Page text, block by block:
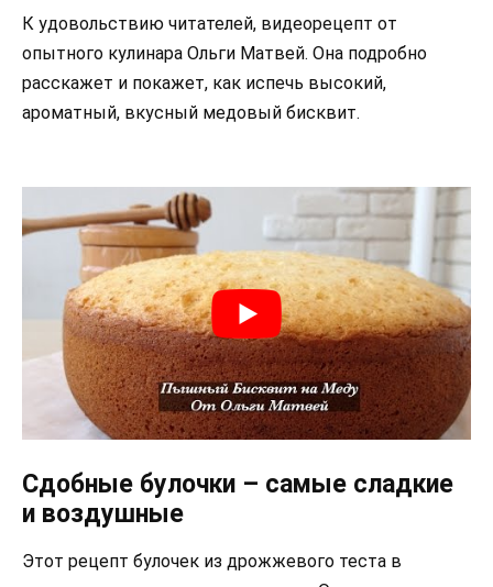
К удовольствию читателей, видеорецепт от
опытного кулинара Ольги Матвей. Она подробно
расскажет и покажет, как испечь высокий,
ароматный, вкусный медовый бисквит.
Сдобные булочки – самые сладкие
и воздушные
Этот рецепт булочек из дрожжевого теста в